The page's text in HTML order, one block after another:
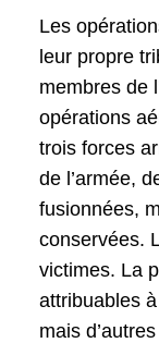
Les
leur propre
membres de
opérations
trois forces
de l’armée,
fusionnées,
conservées.
victimes. La
attribuables
mais